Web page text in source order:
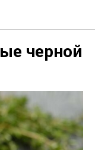
черной